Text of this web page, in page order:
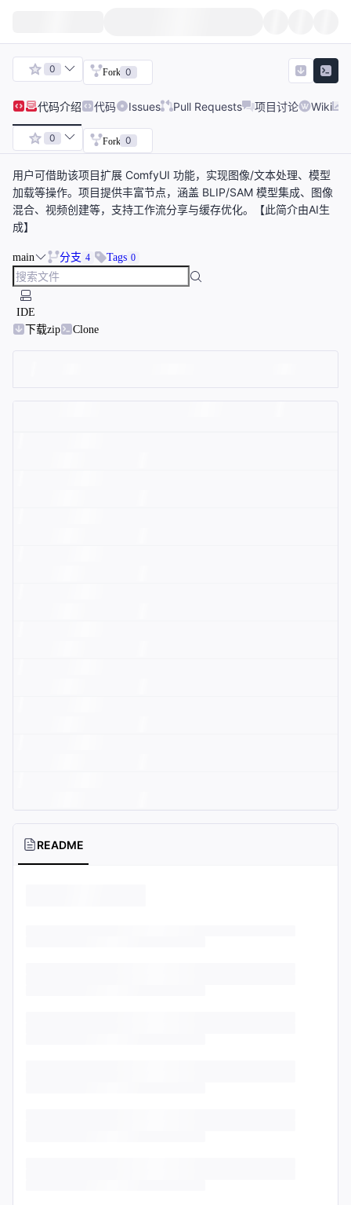
0 Fork 0
代码介绍 代码 Issues Pull Requests 项目讨论 Wiki
0 Fork 0
用户可借助该项目扩展 ComfyUI 功能，实现图像/文本处理、模型
加载等操作。项目提供丰富节点，涵盖 BLIP/SAM 模型集成、图像
混合、视频创建等，支持工作流分享与缓存优化。【此简介由AI生
成】
main 分支 4 Tags 0
IDE
下载zip
Clone
README